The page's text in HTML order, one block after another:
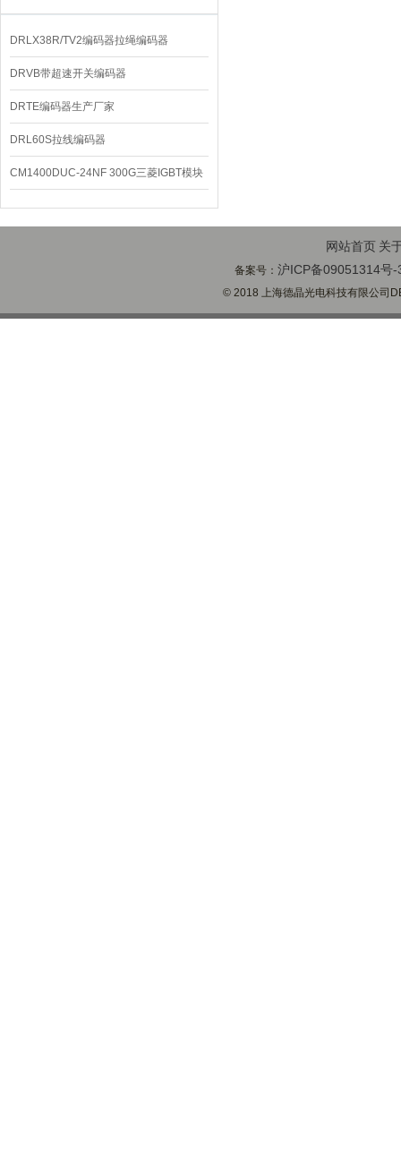
DRLX38R/TV2编码器拉绳编码器
DRVB带超速开关编码器
DRTE编码器生产厂家
DRL60S拉线编码器
CM1400DUC-24NF 300G三菱IGBT模块
网站首页 关
备案号：沪ICP备09051314号-
© 2018 上海德晶光电科技有限公司